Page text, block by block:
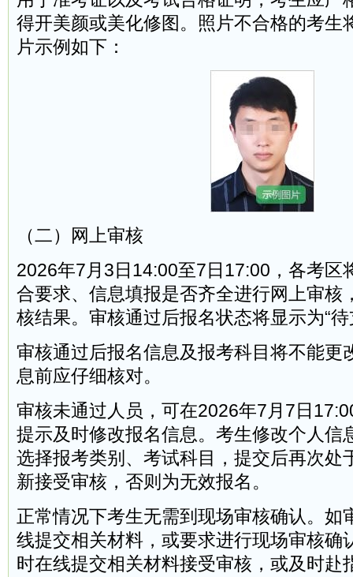
得开美颜或美化修图。照片不合格的考生
片示例如下：
（二）网上审核
2026年7月3日14:00至7日17:00，各考区
合要求、信息填报是否齐全进行网上审核
核结果。审核通过后报名状态将显示为“待
审核通过后报名信息及报考科目将不能更
息前应仔细核对。
审核未通过人员，可在2026年7月7日
提示及时修改报名信息。考生修改个人信
选择报考类别、考试科目，提交后再次处
新接受审核，否则为无效报名。
正常情况下考生无需到现场审核确认。如
线提交相关材料，或要求进行现场审核确
时在线提交相关材料接受审核，或及时赴